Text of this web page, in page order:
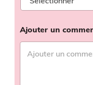
Ajouter un